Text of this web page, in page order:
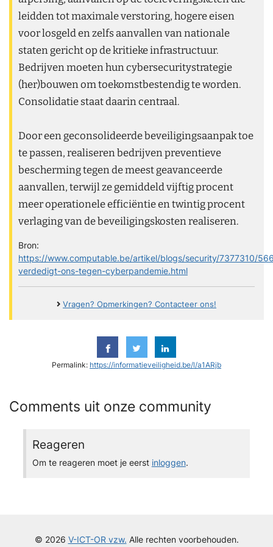
leidden tot maximale verstoring, hogere eisen
voor losgeld en zelfs aanvallen van nationale
staten gericht op de kritieke infrastructuur.
Bedrijven moeten hun cybersecuritystrategie
(her)bouwen om toekomstbestendig te worden.
Consolidatie staat daarin centraal.
Door een geconsolideerde beveiligingsaanpak toe
te passen, realiseren bedrijven preventieve
bescherming tegen de meest geavanceerde
aanvallen, terwijl ze gemiddeld vijftig procent
meer operationele efficiëntie en twintig procent
verlaging van de beveiligingskosten realiseren.
Bron:
https://www.computable.be/artikel/blogs/security/7377310/
verdedigt-ons-tegen-cyberpandemie.html
Vragen? Opmerkingen? Contacteer ons!
Permalink: https://informatieveiligheid.be/l/a1ARjb
Comments uit onze community
Reageren
Om te reageren moet je eerst inloggen.
© 2026 V-ICT-OR vzw. Alle rechten voorbehouden.